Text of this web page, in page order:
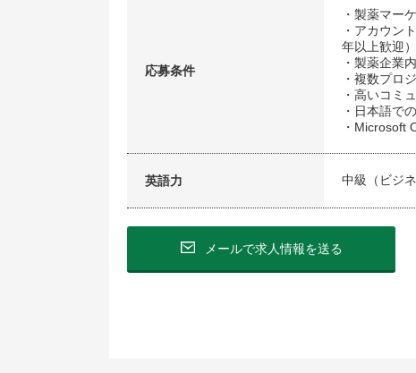
応募条件
・製薬マー
・アカウン
年以上歓迎）
・製薬企業
・複数プロ
・高いコミ
・日本語で
・Microsoft
英語力 中級（ビジネ
メールで求人情報を送る